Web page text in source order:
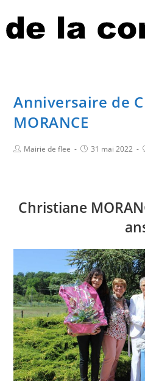
Anniversaire de
MORANCE
Mairie de flee 31 mai 2022
Christiane